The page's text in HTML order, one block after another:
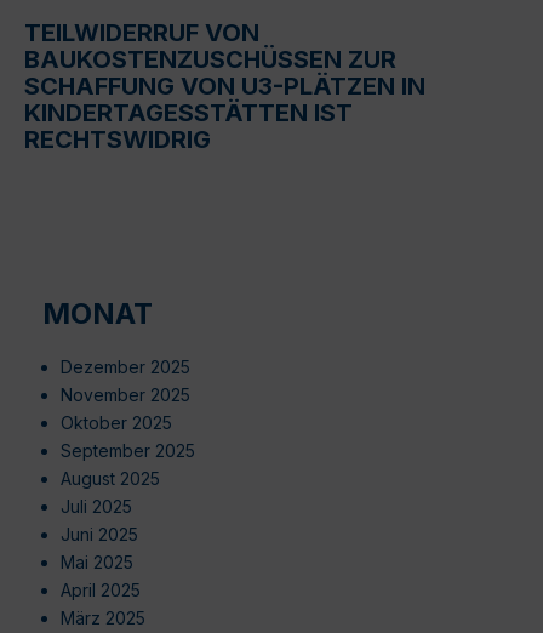
TEILWIDERRUF VON
BAUKOSTENZUSCHÜSSEN ZUR
SCHAFFUNG VON U3-PLÄTZEN IN
KINDERTAGESSTÄTTEN IST
RECHTSWIDRIG
MONAT
Dezember 2025
November 2025
Oktober 2025
September 2025
August 2025
Juli 2025
Juni 2025
Mai 2025
April 2025
März 2025